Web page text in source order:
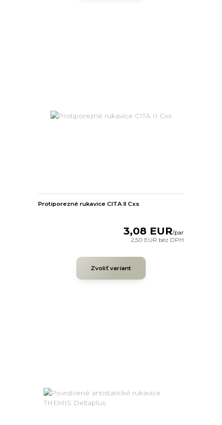
Protiporezné rukavice CITA II Cxs
3,08 EUR/par
2,50 EUR bez DPH
Zvoliť variant